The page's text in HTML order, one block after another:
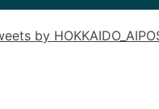
by